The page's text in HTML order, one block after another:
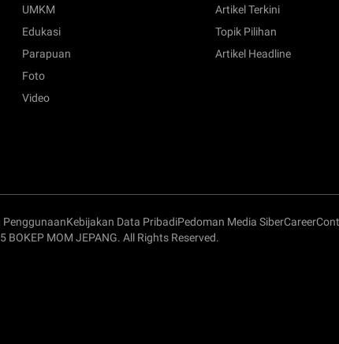
UMKM
Edukasi
Parapuan
Foto
Video
Artikel Terkini
Topik Pilihan
Artikel Headline
PenggunaanKebijakan Data PribadiPedoman Media SiberCareer
BOKEP MOM JEPANG. All Rights Reserved.